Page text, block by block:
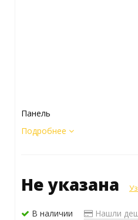
Панель
Подробнее
Не указана
В наличии Нашли